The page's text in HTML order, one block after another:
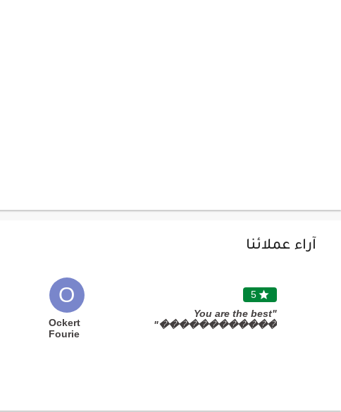
آراء عملائنا
O
Ockert
Fourie
5
"You are the best
������������"